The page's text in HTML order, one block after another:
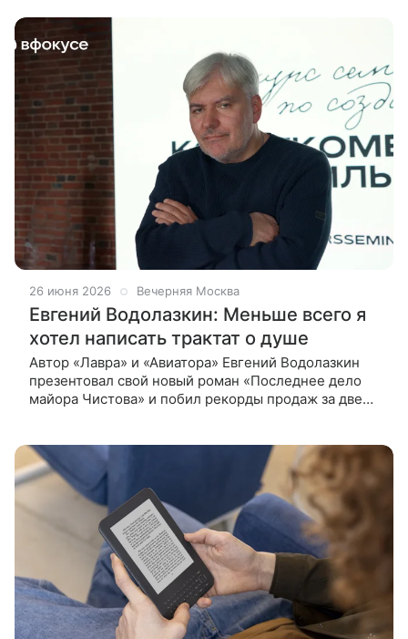
26 июня 2026 Вечерняя Москва
Евгений Водолазкин: Меньше всего я
хотел написать трактат о душе
Автор «Лавра» и «Авиатора» Евгений Водолазкин
презентовал свой новый роман «Последнее дело
майора Чистова» и побил рекорды продаж за две